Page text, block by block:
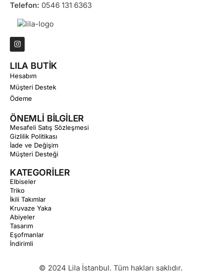
Telefon: 0546 131 6363
LILA BUTİK
Hesabım
Müşteri Destek
Ödeme
ÖNEMLİ BİLGİLER
Mesafeli Satış Sözleşmesi
Gizlilik Politikası
İade ve Değişim
Müşteri Desteği
KATEGORİLER
Elbiseler
Triko
İkili Takımlar
Kruvaze Yaka
Abiyeler
Tasarım
Eşofmanlar
İndirimli
© 2024 Lila İstanbul. Tüm hakları saklıdır.